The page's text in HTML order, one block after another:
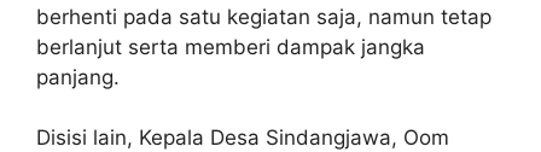
berhenti pada satu kegiatan saja, namun tetap
berlanjut serta memberi dampak jangka
panjang.
Disisi lain, Kepala Desa Sindangjawa, Oom